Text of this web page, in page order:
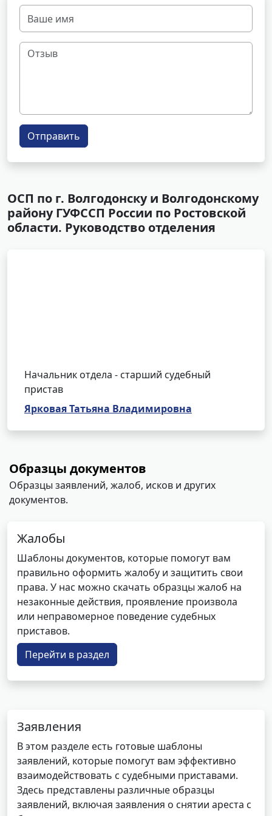
Отправить
ОСП по г. Волгодонску и Волгодонскому
району ГУФССП России по Ростовской
области. Руководство отделения
Начальник отдела - старший судебный
пристав
Ярковая Татьяна Владимировна
Образцы документов
Образцы заявлений, жалоб, исков и других
документов.
Жалобы
Шаблоны документов, которые помогут вам
правильно оформить жалобу и защитить свои
права. У нас можно скачать образцы жалоб на
незаконные действия, проявление произвола
или неправомерное поведение судебных
приставов.
Перейти в раздел
Заявления
В этом разделе есть готовые шаблоны
заявлений, которые помогут вам эффективно
взаимодействовать с судебными приставами.
Здесь представлены различные образцы
заявлений, включая заявления о снятии ареста с